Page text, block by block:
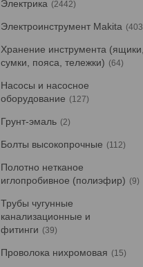
Электрика 2442
Электроинструмент Makita 403
Хранение инструмента (ящики,
сумки, пояса, тележки)
64
Насосы и насосное
оборудование
127
Грунт-эмаль 2
Болты высокопрочные 112
Полотно нетканое
иглопробивное (полиэфир)
9
Трубы чугунные
канализационные и
фитинги
39
Проволока нихромовая 15